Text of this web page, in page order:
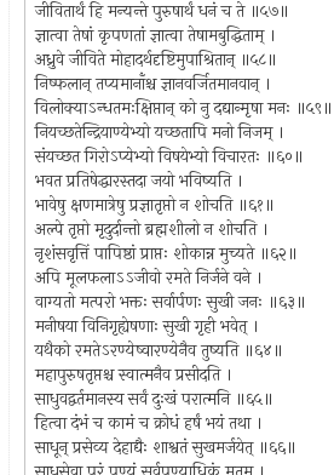
जीवितार्थं हि मन्यन्ते पुरुषार्थं धनं च ते ॥५७॥
ज्ञात्वा तेषां कृपणतां ज्ञात्वा तेषामबुद्धिताम् ।
अध्रुवे जीविते मोहादर्थदृष्टिमुपाश्रितान् ॥५८॥
निष्फलान् तप्यमानाँश्च ज्ञानवर्जितमानवान् ।
विलोक्याऽन्धतमःक्षिप्तान् को नु दद्यान्मृषा मनः ॥५९॥
नियच्छतेन्द्रियाण्येभ्यो यच्छतापि मनो निजम् ।
संयच्छत गिरोऽप्येभ्यो विषयेभ्यो विचारतः ॥६०॥
भवत प्रतिषेद्धारस्तदा जयो भविष्यति ।
भावेषु क्षणमात्रेषु प्रज्ञातृप्तो न शोचति ॥६१॥
अल्पे तृप्तो मृदुर्दान्तो ब्रह्मशीलो न शोचति ।
नृशंसवृत्तिं पापिष्ठां प्राप्तः शोकान्न मुच्यते ॥६२॥
अपि मूलफलाऽऽजीवो रमते निर्जने वने ।
वाग्यतो मत्परो भक्तः सर्वार्पणः सुखी जनः ॥६३॥
मनीषया विनिगृह्येषणाः सुखी गृही भवेत् ।
यथैको रमतेऽरण्येष्वारण्येनैव तुष्यति ॥६४॥
महापुरुषतृप्तश्च स्वात्मनैव प्रसीदति ।
साधुवद्वर्तमानस्य सर्वं दुःखं परात्मनि ॥६५॥
हित्वा दंभं च कामं च क्रोधं हर्षं भयं तथा ।
साधून् प्रसेव्य देहाद्यैः शाश्वतं सुखमर्जयेत् ॥६६॥